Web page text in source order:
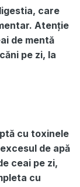
care
Atenție
de mentă
pe zi, la
cu toxinele
de apă
ceai pe zi,
cu